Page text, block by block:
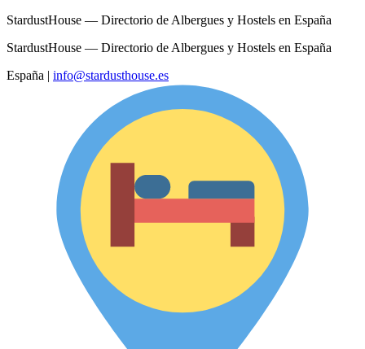
StardustHouse — Directorio de Albergues y Hostels en España
StardustHouse — Directorio de Albergues y Hostels en España
España | info@stardusthouse.es